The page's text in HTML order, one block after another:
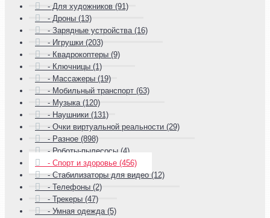
- Для художников (91)
- Дроны (13)
- Зарядные устройства (16)
- Игрушки (203)
- Квадрокоптеры (9)
- Ключницы (1)
- Массажеры (19)
- Мобильный транспорт (63)
- Музыка (120)
- Наушники (131)
- Очки виртуальной реальности (29)
- Разное (898)
- Роботы-пылесосы (4)
- Спорт и здоровье (456)
- Стабилизаторы для видео (12)
- Телефоны (2)
- Трекеры (47)
- Умная одежда (5)